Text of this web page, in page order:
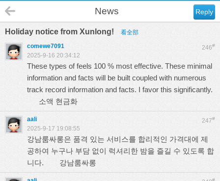
Reply
News
Holiday notice from Xunlong! 看全部
246#
comewe7091
2025-9-16 20:34:12
These types of feels 100 % most effective. These minimal
information and facts will be built coupled with numerous
track record information and facts. I favor this significantly.
소액 현금화
247#
aali
2025-9-17 19:08:55
강남룸싸롱은 품격 있는 서비스를 합리적인 가격대에 제
공하여 누구나 부담 없이 럭셔리한 밤을 즐길 수 있도록 합
니다. 강남룸싸롱
#